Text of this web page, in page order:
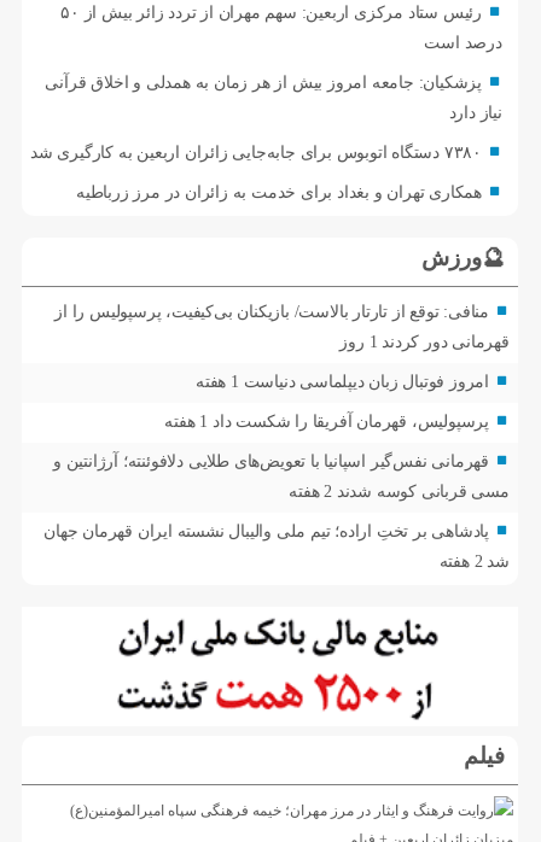
رئیس ستاد مرکزی اربعین: سهم مهران از تردد زائر بیش از ۵۰
درصد است
پزشکیان: جامعه امروز بیش از هر زمان به همدلی و اخلاق قرآنی
نیاز دارد
۷۳۸۰ دستگاه اتوبوس برای جابه‌جایی زائران اربعین به‌ کارگیری شد
همکاری تهران و بغداد برای خدمت به زائران در مرز زرباطیه
🔮ورزش
منافی: توقع از تارتار بالاست/ بازیکنان بی‌کیفیت، پرسپولیس را از
قهرمانی دور کردند 1 روز
امروز فوتبال زبان دیپلماسی دنیاست 1 هفته
پرسپولیس، قهرمان آفریقا را شکست داد 1 هفته
قهرمانی نفس‌گیر اسپانیا با تعویض‌های طلایی دلافوئنته؛ آرژانتین و
مسی قربانی کوسه شدند 2 هفته
پادشاهی بر تختِ اراده؛ تیم ملی والیبال نشسته ایران قهرمان جهان
شد 2 هفته
فیلم